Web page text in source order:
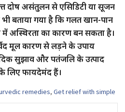
दोष असंतुलन से एसिडिटी या सूजन
बताया गया है कि गलत खान-पान
में अस्थिरता का कारण बन सकता है।
मूल कारण से लड़ने के उपाय
सुझाव और पतंजलि के उत्पाद
लिए फायदेमंद हैं।
remedies, Get relief with simple